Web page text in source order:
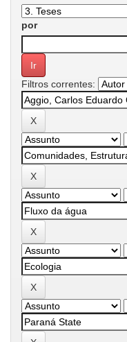
por
Filtros correntes: